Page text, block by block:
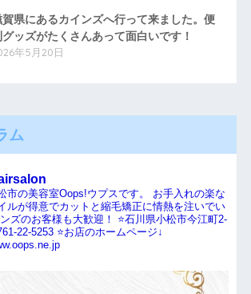
賀県にあるカインズへ行って来ました。便
グッズがたくさんあって面白いです！
年5月20日
ム
市の美容室Oops!ウプスです。
お手入れの楽な
ルが得意でカットと縮毛矯正に情熱を注いでい
ンズのお客様も大歓迎！
⭐️石川県小松市今江町2-
22-5253⭐️お店のホームページ↓